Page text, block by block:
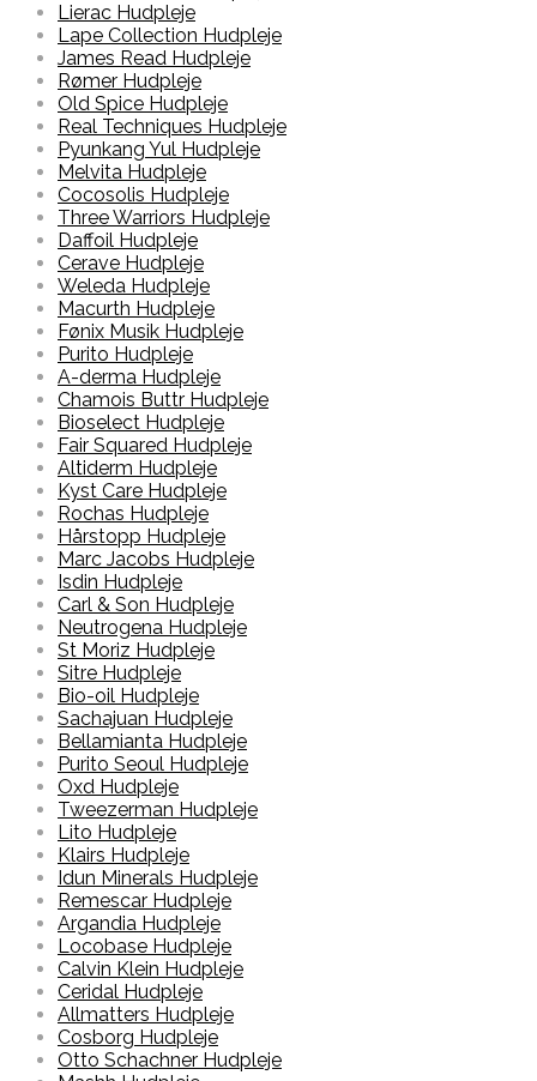
Lierac Hudpleje
Lape Collection Hudpleje
James Read Hudpleje
Rømer Hudpleje
Old Spice Hudpleje
Real Techniques Hudpleje
Pyunkang Yul Hudpleje
Melvita Hudpleje
Cocosolis Hudpleje
Three Warriors Hudpleje
Daffoil Hudpleje
Cerave Hudpleje
Weleda Hudpleje
Macurth Hudpleje
Fønix Musik Hudpleje
Purito Hudpleje
A-derma Hudpleje
Chamois Buttr Hudpleje
Bioselect Hudpleje
Fair Squared Hudpleje
Altiderm Hudpleje
Kyst Care Hudpleje
Rochas Hudpleje
Hårstopp Hudpleje
Marc Jacobs Hudpleje
Isdin Hudpleje
Carl & Son Hudpleje
Neutrogena Hudpleje
St Moriz Hudpleje
Sitre Hudpleje
Bio-oil Hudpleje
Sachajuan Hudpleje
Bellamianta Hudpleje
Purito Seoul Hudpleje
Oxd Hudpleje
Tweezerman Hudpleje
Lito Hudpleje
Klairs Hudpleje
Idun Minerals Hudpleje
Remescar Hudpleje
Argandia Hudpleje
Locobase Hudpleje
Calvin Klein Hudpleje
Ceridal Hudpleje
Allmatters Hudpleje
Cosborg Hudpleje
Otto Schachner Hudpleje